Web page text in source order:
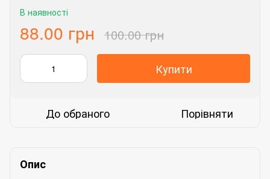
В наявності
88.00 грн 100.00 грн
Купити
До обраного Порівняти
Опис